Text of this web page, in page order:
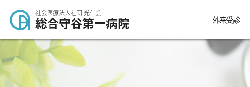
社会医療法人社団 光仁会
総合守谷第一病院 外来受診